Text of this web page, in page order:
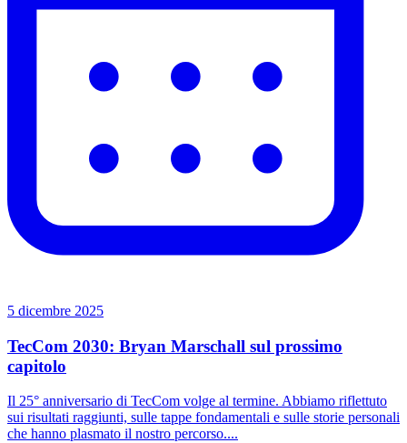
5 dicembre 2025
TecCom 2030: Bryan Marschall sul prossimo
capitolo
Il 25° anniversario di TecCom volge al termine. Abbiamo riflettuto
sui risultati raggiunti, sulle tappe fondamentali e sulle storie personali
che hanno plasmato il nostro percorso....